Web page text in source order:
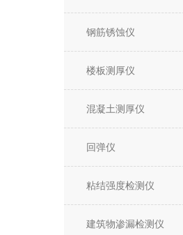
钢筋锈蚀仪
楼板测厚仪
混凝土测厚仪
回弹仪
粘结强度检测仪
建筑物渗漏检测仪